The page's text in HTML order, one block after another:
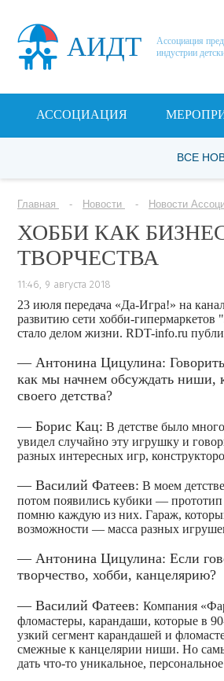
АИДТ
Ассоциация
индустрии
АССОЦИАЦИЯ
ВСЕ
Главная Новости Новости
ХОББИ КАК
ТВОРЧЕСТВА
11:46, 9 августа 2018
23 июля передача «Да-Игра!» на
развитию сети хобби-
стало делом жизни. RDT-info.ru
— Антонина Цицулина:
как мы начнем обсуждать ниши,
своего детства?
— Борис Кац: В детстве было
увидел случайно эту игрушку и
разных интересных игр,
— Василий Фатеев: В моем
потом появились кубики —
помню каждую из них. Гараж,
возможности — масса разных
— Антонина Цицулина: Если
творчество, хобби, канцелярию?
— Василий Фатеев: Компания
фломастеры, карандаши, которые в
узкий сегмент карандашей и
смежные к канцелярии ниши. Но
дать что-то уникальное,